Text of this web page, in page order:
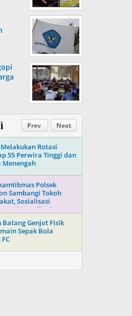
Prev Next
Rotasi
55 Perwira Tinggi dan
Menengah
Polsek
Sambangi Tokoh
Sosialisasi
Jelang Pilkada 2024
Batang Genjot Fisik
Sepak Bola